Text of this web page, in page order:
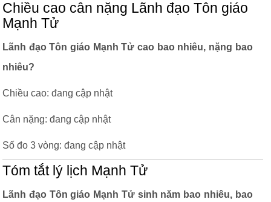
Chiều cao cân nặng Lãnh đạo Tôn giáo
Mạnh Tử
Lãnh đạo Tôn giáo Mạnh Tử cao bao nhiêu, nặng bao
nhiêu?
Chiều cao: đang cập nhật
Cân nặng: đang cập nhật
Số đo 3 vòng: đang cập nhật
Tóm tắt lý lịch Mạnh Tử
Lãnh đạo Tôn giáo Mạnh Tử sinh năm bao nhiêu, bao